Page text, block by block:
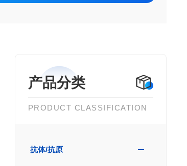
产品分类
PRODUCT CLASSIFICATION
抗体/抗原